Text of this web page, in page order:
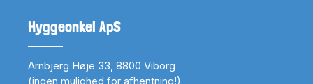
Hyggeonkel ApS
Arnbjerg Høje 33, 8800 Viborg
(ingen mulighed for afhentning!)